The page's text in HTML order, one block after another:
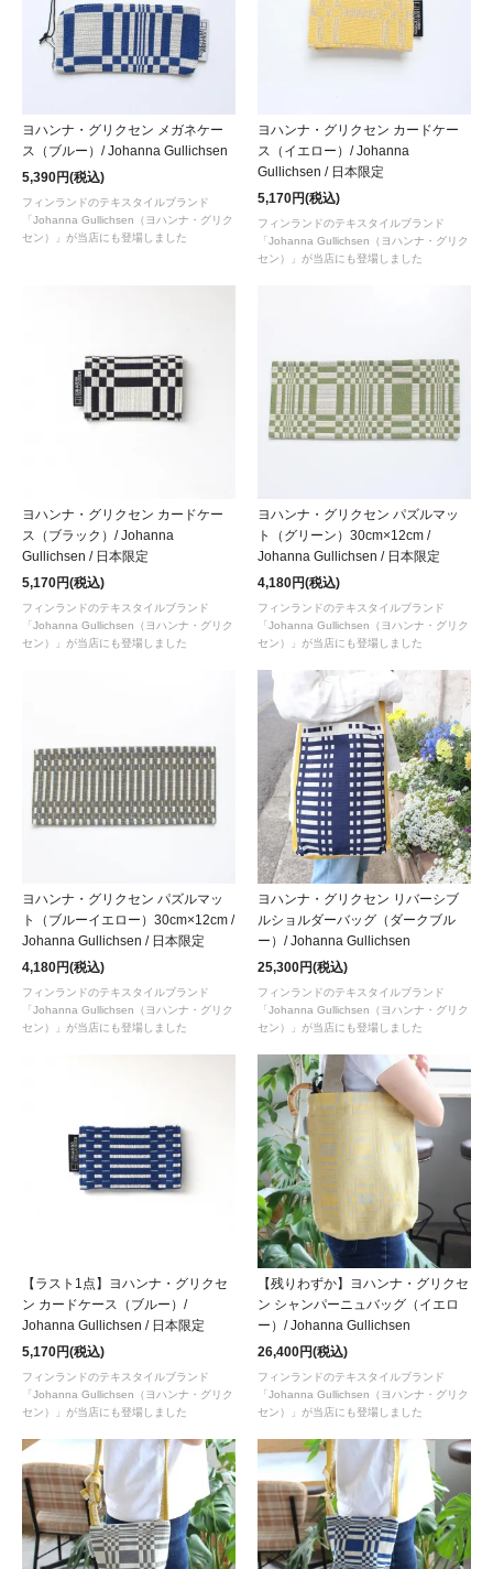
ヨハンナ・グリクセン メガネケー
ス（ブルー）/ Johanna Gullichsen
5,390円(税込)
フィンランドのテキスタイルブランド
「Johanna Gullichsen（ヨハンナ・グリク
セン）」が当店にも登場しました
ヨハンナ・グリクセン カードケー
ス（イエロー）/ Johanna
Gullichsen / 日本限定
5,170円(税込)
フィンランドのテキスタイルブランド
「Johanna Gullichsen（ヨハンナ・グリク
セン）」が当店にも登場しました
ヨハンナ・グリクセン カードケー
ス（ブラック）/ Johanna
Gullichsen / 日本限定
5,170円(税込)
フィンランドのテキスタイルブランド
「Johanna Gullichsen（ヨハンナ・グリク
セン）」が当店にも登場しました
ヨハンナ・グリクセン パズルマッ
ト（グリーン）30cm×12cm /
Johanna Gullichsen / 日本限定
4,180円(税込)
フィンランドのテキスタイルブランド
「Johanna Gullichsen（ヨハンナ・グリク
セン）」が当店にも登場しました
ヨハンナ・グリクセン パズルマッ
ト（ブルーイエロー）30cm×12cm /
Johanna Gullichsen / 日本限定
4,180円(税込)
フィンランドのテキスタイルブランド
「Johanna Gullichsen（ヨハンナ・グリク
セン）」が当店にも登場しました
ヨハンナ・グリクセン リバーシブ
ルショルダーバッグ（ダークブル
ー）/ Johanna Gullichsen
25,300円(税込)
フィンランドのテキスタイルブランド
「Johanna Gullichsen（ヨハンナ・グリク
セン）」が当店にも登場しました
【ラスト1点】ヨハンナ・グリクセ
ン カードケース（ブルー）/
Johanna Gullichsen / 日本限定
5,170円(税込)
フィンランドのテキスタイルブランド
「Johanna Gullichsen（ヨハンナ・グリク
セン）」が当店にも登場しました
【残りわずか】ヨハンナ・グリクセ
ン シャンパーニュバッグ（イエロ
ー）/ Johanna Gullichsen
26,400円(税込)
フィンランドのテキスタイルブランド
「Johanna Gullichsen（ヨハンナ・グリク
セン）」が当店にも登場しました